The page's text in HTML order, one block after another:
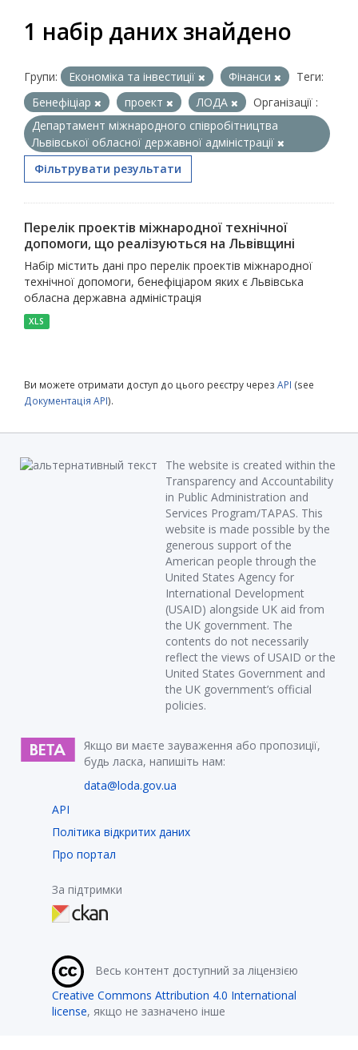
1 набір даних знайдено
Групи: Економіка та інвестиції Фінанси
Теги:
Бенефіціар
проект ЛОДА
Організації :
Департамент міжнародного співробітництва
Львівської обласної державної адміністрації
Фільтрувати результати
Перелік проектів міжнародної технічної
допомоги, що реалізуються на Львівщині
Набір містить дані про перелік проектів міжнародної
технічної допомоги, бенефіціаром яких є Львівська
обласна державна адміністрація
XLS
Ви можете отримати доступ до цього реєстру через API (see
Документація API).
The website is created within the
Transparency and Accountability
in Public Administration and
Services Program/TAPAS. This
website is made possible by the
generous support of the
American people through the
United States Agency for
International Development
(USAID) alongside UK aid from
the UK government. The
contents do not necessarily
reflect the views of USAID or the
United States Government and
the UK government’s official
policies.
Якщо ви маєте зауваження або пропозиції,
будь ласка, напишіть нам:
data@loda.gov.ua
API
Політика відкритих даних
Про портал
За підтримки
Весь контент доступний за ліцензією
Creative Commons Attribution 4.0 International
license, якщо не зазначено інше